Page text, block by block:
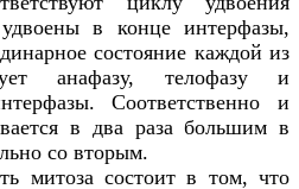
в конце интерфазы,
состояние каждой из
анафазу, телофазу и
Соответственно и
в два раза большим в
со вторым.
митоза состоит в том, что